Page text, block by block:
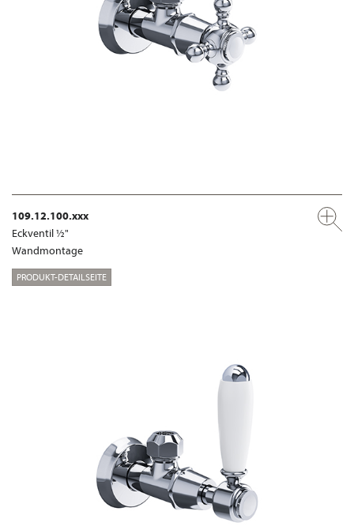
109.12.100.xxx
Eckventil ½"
Wandmontage
PRODUKT-DETAILSEITE